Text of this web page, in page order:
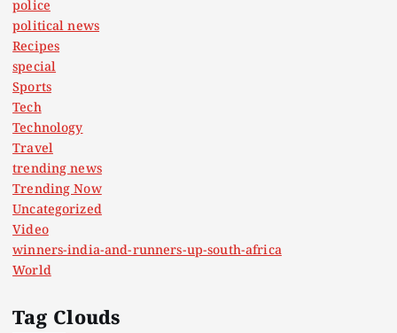
police
political news
Recipes
special
Sports
Tech
Technology
Travel
trending news
Trending Now
Uncategorized
Video
winners-india-and-runners-up-south-africa
World
Tag Clouds